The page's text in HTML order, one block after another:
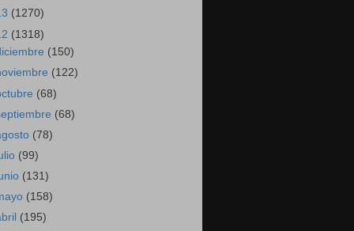
(1270)
(1318)
(150)
(122)
(68)
(68)
(78)
(99)
(131)
(158)
(195)